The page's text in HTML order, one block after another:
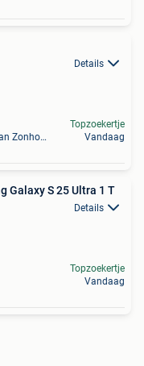
Details
Houthalen+ Deel Van Zonhoven En Zolder
Topzoekertje
Vandaag
Galaxy S 25 Ultra 1 T
Details
Topzoekertje
Vandaag